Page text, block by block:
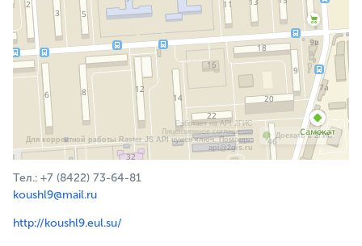
Работает на API 2ГИС
Лицензионное соглашение
Для корректной работы Raster JS API нужен ключ. Помощь:
api@2gis.ru
Доехать с 2ГИС
Тел.: +7 (8422) 73-64-81
koushl9@mail.ru
http://koushl9.eul.su/